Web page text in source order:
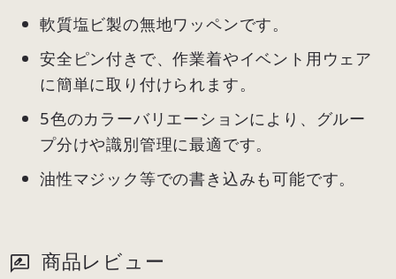
軟質塩ビ製の無地ワッペンです。
安全ピン付きで、作業着やイベント用ウェア
に簡単に取り付けられます。
5色のカラーバリエーションにより、グルー
プ分けや識別管理に最適です。
油性マジック等での書き込みも可能です。
商品レビュー